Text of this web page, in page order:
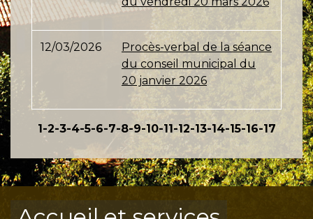
12/03/2026
Procès-verbal de la séance
du conseil municipal du
20 janvier 2026
1-2-3-4-5-6-7-8-9-10-11-12-13-14-15-16-17